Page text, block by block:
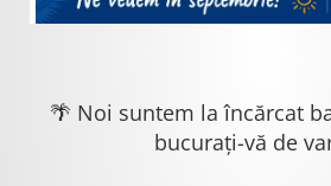
🌴 Noi suntem la încărcat
bucurați-vă de